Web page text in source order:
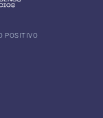
POSITIVO